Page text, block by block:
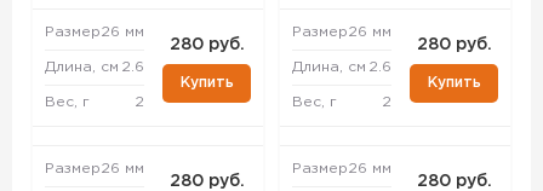
Размер26 мм
Длина, см 2.6
Вес, г 2
280 руб.
Купить
Размер26 мм
280 руб.
Размер26 мм
Длина, см 2.6
Вес, г 2
280 руб.
Купить
Размер26 мм
280 руб.